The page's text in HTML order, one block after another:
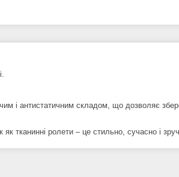
і антистатичним складом, що дозволяє
тканинні ролети – це стильно, сучасно і